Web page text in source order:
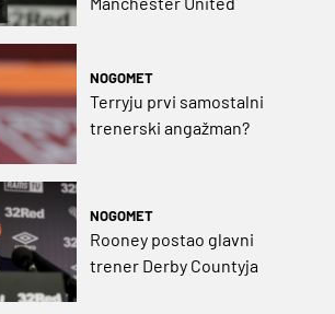
NOGOMET
Terryju prvi samostalni
trenerski angažman?
NOGOMET
Rooney postao glavni
trener Derby Countyja